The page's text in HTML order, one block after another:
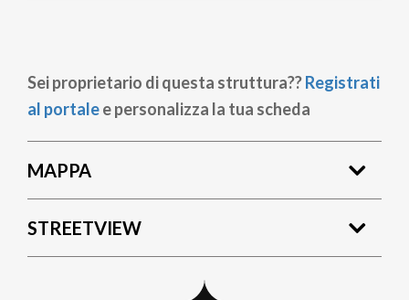
Sei proprietario di questa struttura??Registrati
al portalee personalizza la tua scheda
MAPPA
STREETVIEW